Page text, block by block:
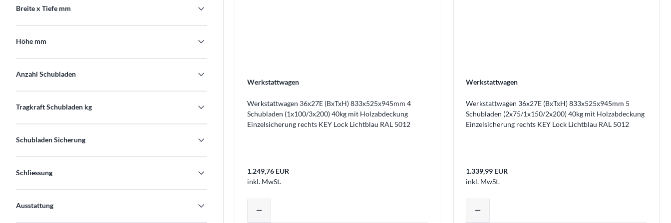
Breite x Tiefe mm expand_more
Höhe mm expand_more
Anzahl Schubladen expand_more
Tragkraft Schubladen kg expand_more
Schubladen Sicherung expand_more
Schliessung expand_more
Ausstattung expand_more
Werkstattwagen
Werkstattwagen 36x27E (BxTxH) 833x525x945mm 4
Schubladen (1x100/3x200) 40kg mit Holzabdeckung
Einzelsicherung rechts KEY Lock Lichtblau RAL 5012
1.249,76 EUR
inkl. MwSt.
Produktmenge auswählen und in den Warenkorb legen
remove
Werkstattwagen
Werkstattwagen 36x27E (BxTxH) 833x525x945mm 5
Schubladen (2x75/1x150/2x200) 40kg mit Holzabdeckung
Einzelsicherung rechts KEY Lock Lichtblau RAL 5012
1.339,99 EUR
inkl. MwSt.
Produktmenge auswählen und in den
remove